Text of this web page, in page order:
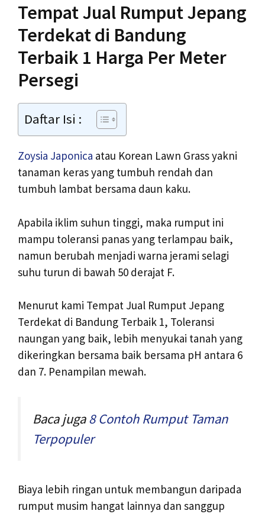
Tempat Jual Rumput Jepang
Terdekat di Bandung
Terbaik 1 Harga Per Meter
Persegi
Daftar Isi :
Zoysia Japonica atau Korean Lawn Grass yakni
tanaman keras yang tumbuh rendah dan
tumbuh lambat bersama daun kaku.
Apabila iklim suhun tinggi, maka rumput ini
mampu toleransi panas yang terlampau baik,
namun berubah menjadi warna jerami selagi
suhu turun di bawah 50 derajat F.
Menurut kami Tempat Jual Rumput Jepang
Terdekat di Bandung Terbaik 1, Toleransi
naungan yang baik, lebih menyukai tanah yang
dikeringkan bersama baik bersama pH antara 6
dan 7. Penampilan mewah.
Baca juga8 Contoh Rumput Taman
Terpopuler
Biaya lebih ringan untuk membangun daripada
rumput musim hangat lainnya dan sanggup